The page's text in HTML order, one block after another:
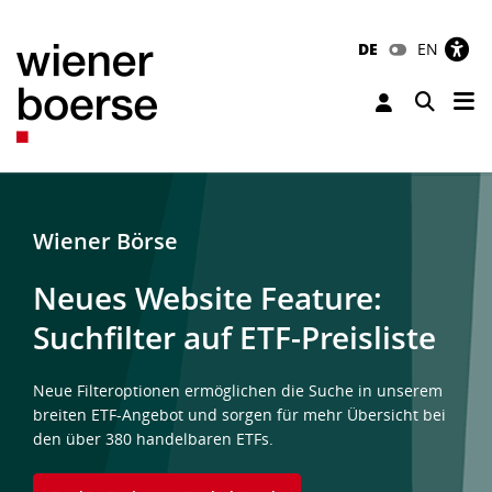
DE EN
Toggle
Wiener Börse
Neues Website Feature:
Suchfilter auf ETF-Preisliste
Neue Filteroptionen ermöglichen die Suche in unserem
breiten ETF-Angebot und sorgen für mehr Übersicht bei
den über 380 handelbaren ETFs.